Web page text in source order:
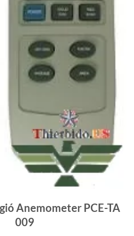
Anemometer PCE-TA
009